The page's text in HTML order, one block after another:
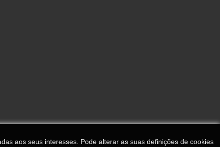
aos seus interesses. Pode alterar as suas definições de cookies